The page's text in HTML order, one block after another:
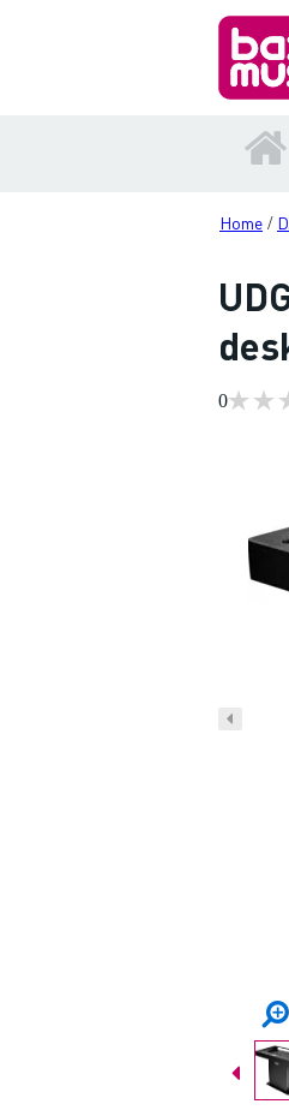
Home /
0